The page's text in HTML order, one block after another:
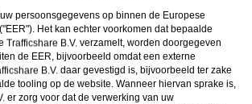
persoonsgegevens op binnen de Europese
Het kan echter voorkomen dat bepaalde
verzamelt, worden doorgegeven
de EER, bijvoorbeeld omdat een externe
daar gevestigd is, bijvoorbeeld ter zake
tooling op de website. Wanneer hiervan sprake is,
er zorg voor dat de verwerking van uw